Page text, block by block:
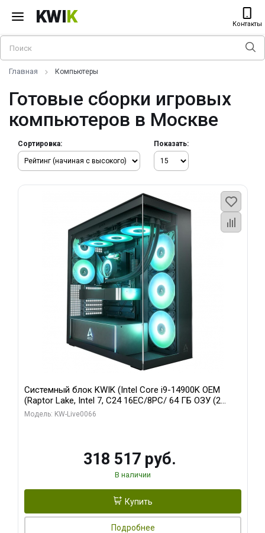
KWIK Контакты
Главная Компьютеры
Готовые сборки игровых
компьютеров в Москве
Сортировка: Показать:
Системный блок KWIK (Intel Core i9-14900K OEM
(Raptor Lake, Intel 7, C24 16EC/8PC/ 64 ГБ ОЗУ (2
модуля)/ Gigabyte RTX5080 XTREME WATERFORCE
Модель: KW-Live0066
318 517 руб.
В наличии
Купить
Подробнее